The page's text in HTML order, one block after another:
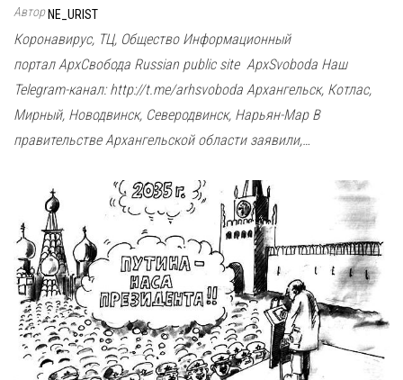
Автор NE_URIST
Коронавирус, ТЦ, Общество Информационный
портал АрхСвобода Russian public site ApxSvoboda Наш
Telegram-канал: http://t.me/arhsvoboda Архангельск, Котлас,
Мирный, Новодвинск, Северодвинск, Нарьян-Мар В
правительстве Архангельской области заявили,…